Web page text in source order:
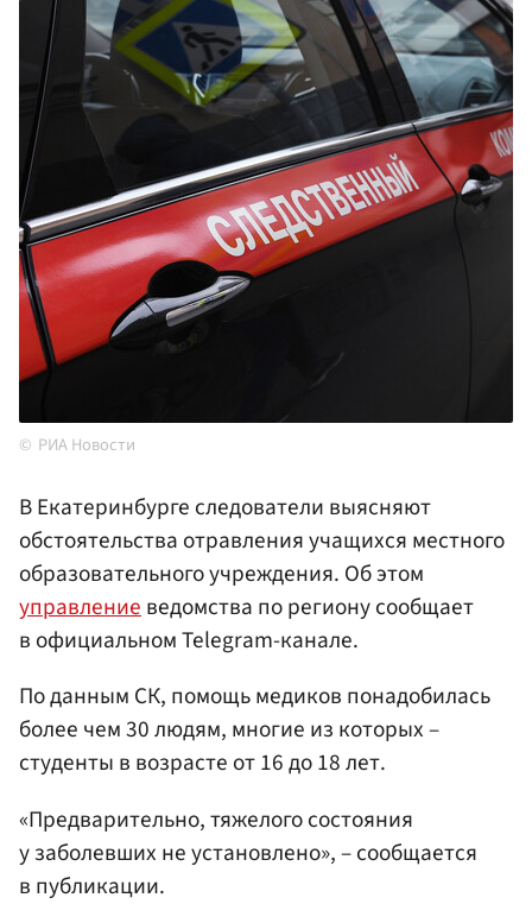
РИА Новости
В Екатеринбурге следователи выясняют
обстоятельства отравления учащихся местного
образовательного учреждения. Об этом
управлениеведомства по региону сообщает
в официальном Telegram-канале.
По данным СК, помощь медиков понадобилась
более чем 30 людям, многие из которых –
студенты в возрасте от 16 до 18 лет.
«Предварительно, тяжелого состояния
у заболевших не установлено», – сообщается
в публикации.